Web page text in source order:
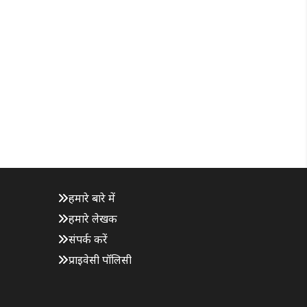
हमारे बारे में
हमारे लेखक
संपर्क करें
प्राइवेसी पॉलिसी